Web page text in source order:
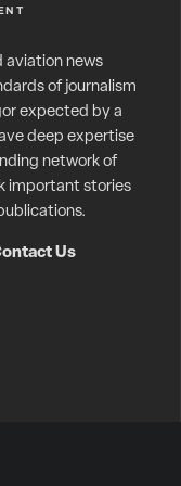
aviation news
of journalism
expected by a
deep expertise
network of
important stories
Us